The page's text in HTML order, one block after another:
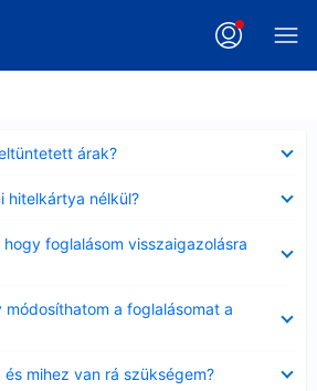
árak?
hitelkártya nélkül?
foglalásom visszaigazolásra
a foglalásomat a
mihez van rá szükségem?